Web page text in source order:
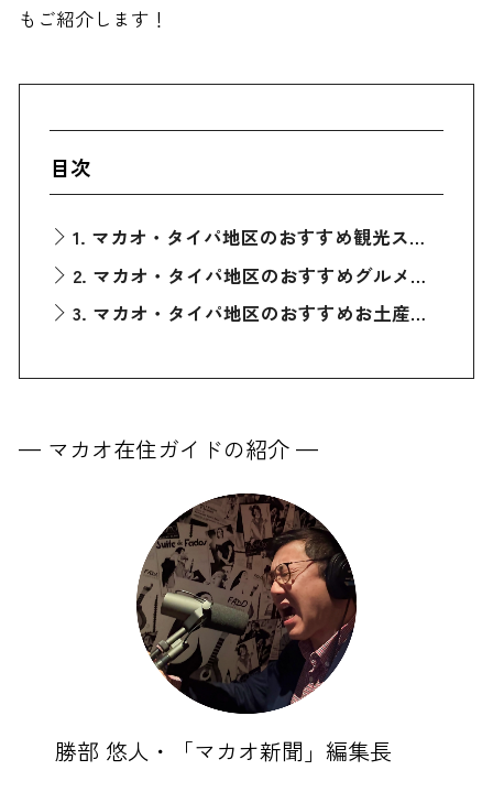
もご紹介します！
目次
1. マカオ・タイパ地区のおすすめ観光スポット「タイパ・ハウス」
2. マカオ・タイパ地区のおすすめグルメスポット「ラ・ファミリア」
3. マカオ・タイパ地区のおすすめお土産スポット「オームーン旗艦店」
— マカオ在住ガイドの紹介 —
勝部 悠人・「マカオ新聞」編集長